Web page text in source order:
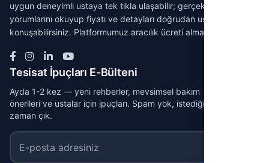
uygun deneyimli ustaya tek tıkla ulaşabilir; gerçek müşteri
yorumlarını okuyup fiyatı ve detayları doğrudan ustayla
konuşabilirsiniz. Platformumuz aracılık ücreti almaz.
Tesisat İpuçları E-Bülteni
Ayda 1-2 kez — yeni rehberler, mevsimsel bakım
önerileri ve ustalar için ipuçları. Spam yok, istediğin
zaman çık.
E-posta adresiniz